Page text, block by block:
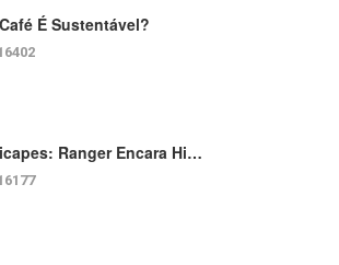
É Sustentável?
Ranger Encara Hi…